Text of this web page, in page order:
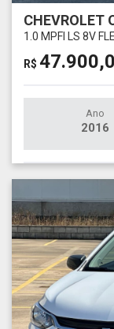
CHEVROLET
1.0 MPFI LS 8V
R$
Ano
2016